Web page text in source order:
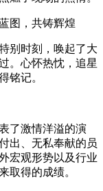
别时刻，唤起了大
。心怀热忱，追星
铭记。
了激情洋溢的演
出、无私奉献的员
宏观形势以及行业
取得的成绩。